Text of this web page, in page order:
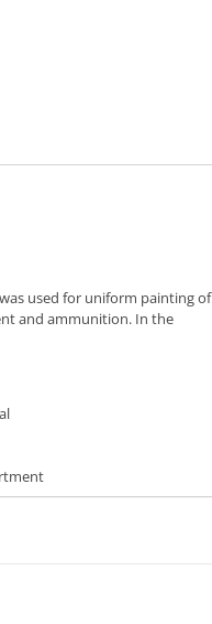
used for uniform painting of
and ammunition. In the